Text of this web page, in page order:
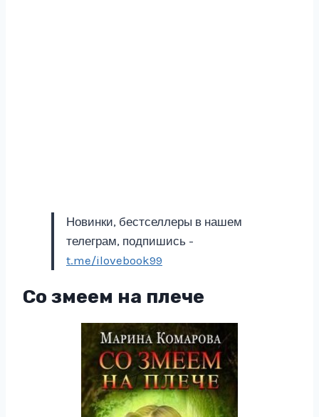
Новинки, бестселлеры в нашем
телеграм, подпишись -
t.me/ilovebook99
Со змеем на плече